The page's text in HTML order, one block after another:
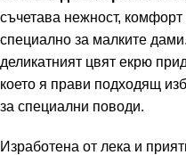
съчетава нежност,
специално за малките
деликатният цвят екрю
което я прави подходящ
за специални поводи.
Изработена от лека и